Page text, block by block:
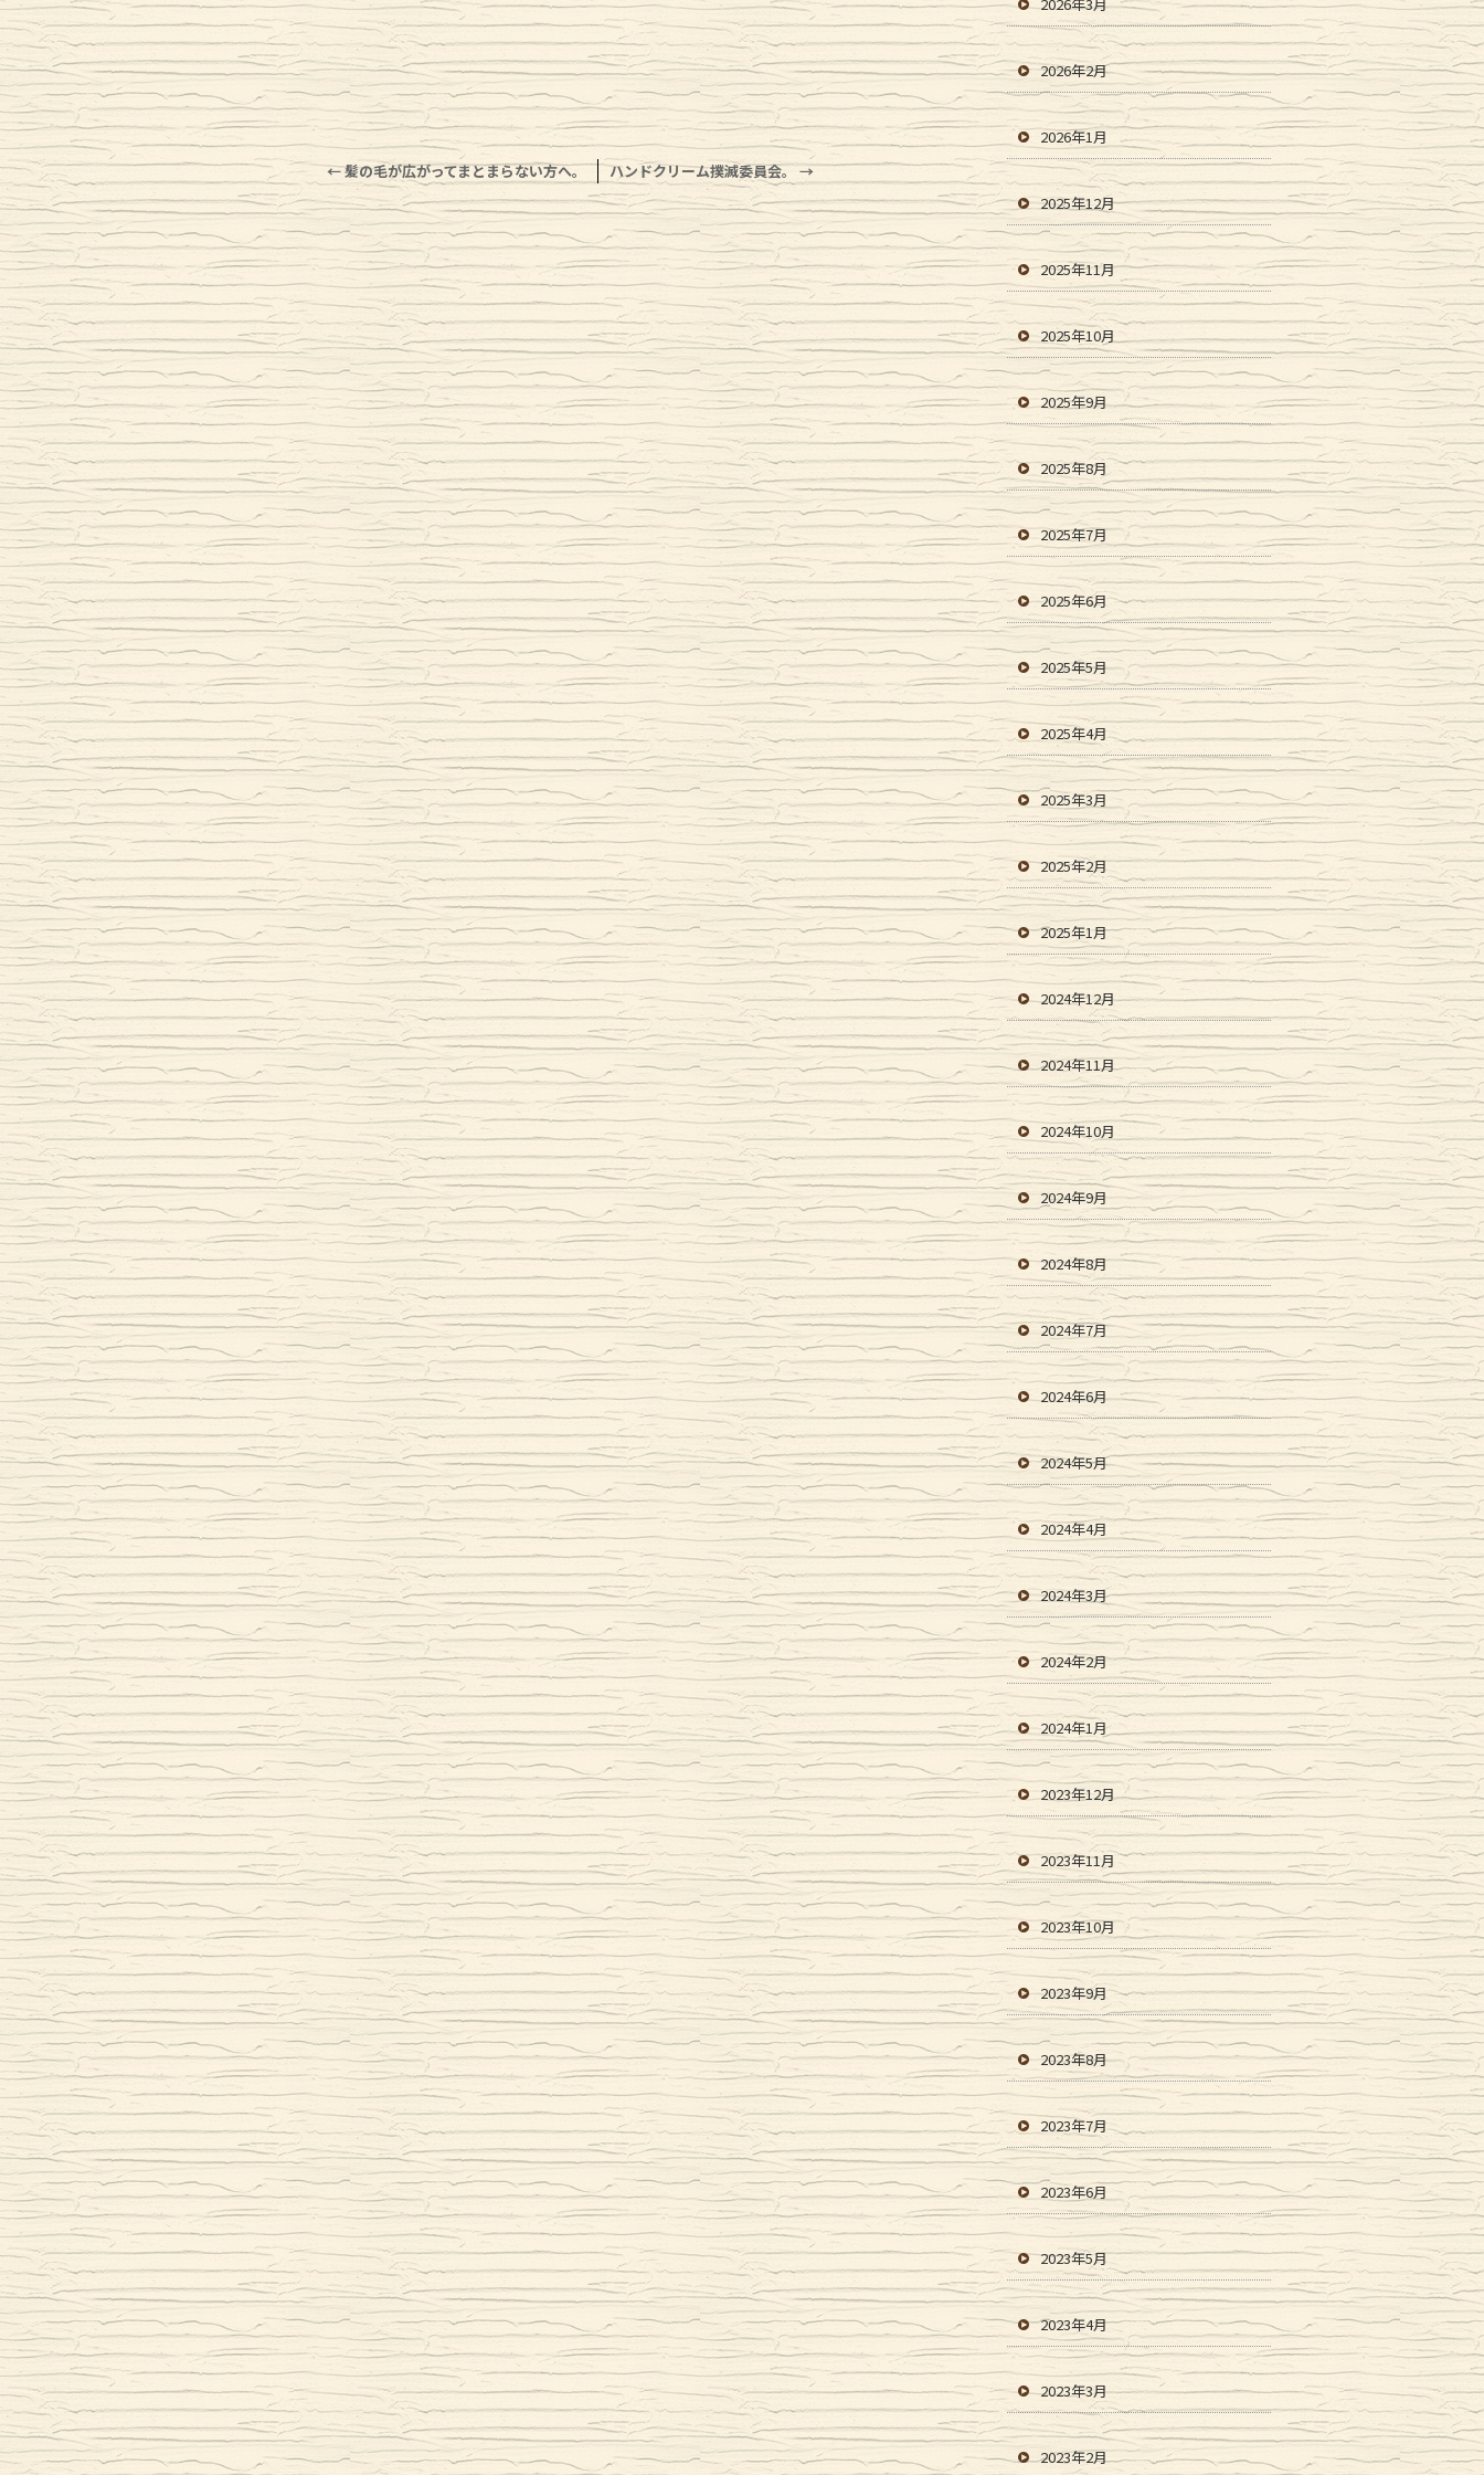
←髪の毛が広がってまとまらない方へ。 ハンドクリーム撲滅委員会。 →
2026年2月
2026年1月
2025年12月
2025年11月
2025年10月
2025年9月
2025年8月
2025年7月
2025年6月
2025年5月
2025年4月
2025年3月
2025年2月
2025年1月
2024年12月
2024年11月
2024年10月
2024年9月
2024年8月
2024年7月
2024年6月
2024年5月
2024年4月
2024年3月
2024年2月
2024年1月
2023年12月
2023年11月
2023年10月
2023年9月
2023年8月
2023年7月
2023年6月
2023年5月
2023年4月
2023年3月
2023年2月